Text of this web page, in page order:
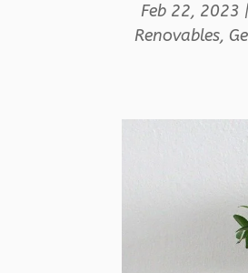
Feb 22, 2023
Renovables,